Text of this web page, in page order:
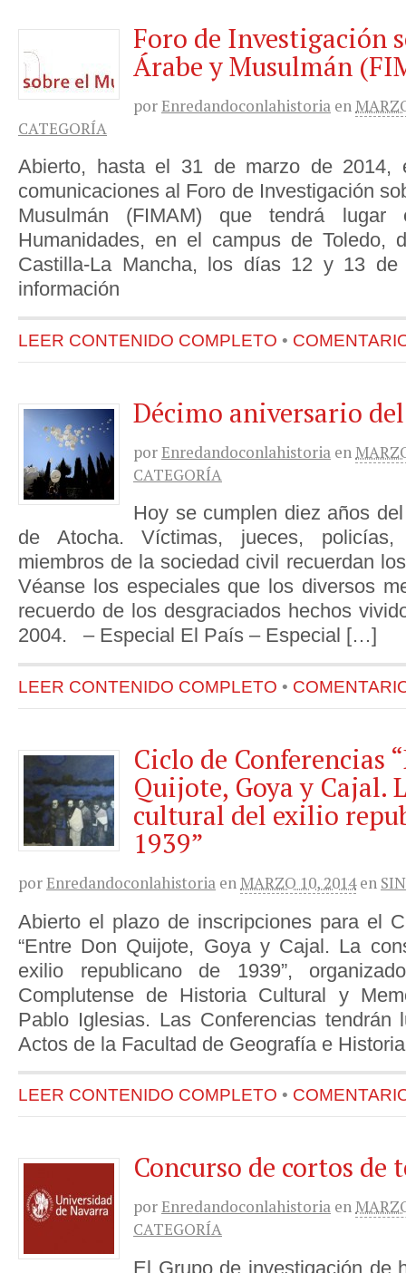
Foro de Investigación
Árabe y Musulmán
porEnredandoconlahistoria en
CATEGORÍA
Abierto, hasta el 31 de marzo de 2014,
comunicaciones al Foro de Investigación
Musulmán (FIMAM) que tendrá
Humanidades, en el campus de Toledo,
Castilla-La Mancha, los días 12 y 13
información
LEER CONTENIDO COMPLETO •
Décimo aniversario
porEnredandoconlahistoria en
CATEGORÍA
Hoy se cumplen diez años
de Atocha. Víctimas, jueces,
miembros de la sociedad civil recuerdan
Véanse los especiales que los diversos
recuerdo de los desgraciados hechos
2004. – Especial El País – Especial […]
LEER CONTENIDO COMPLETO •
Ciclo de Conferencias
Quijote, Goya y Cajal.
cultural del exilio
1939”
porEnredandoconlahistoria enMARZO 10, 2014 en
Abierto el plazo de inscripciones para el
“Entre Don Quijote, Goya y Cajal. La
exilio republicano de 1939”,
Complutense de Historia Cultural y
Pablo Iglesias. Las Conferencias
Actos de la Facultad de Geografía e
LEER CONTENIDO COMPLETO •
Concurso de cortos
porEnredandoconlahistoria en
CATEGORÍA
El Grupo de investigación de